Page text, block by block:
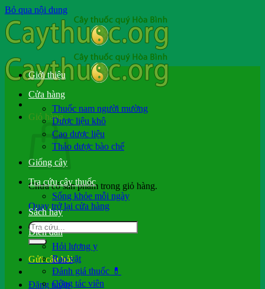
Bỏ qua nội dung
Giỏ hàng
Chưa có sản phẩm trong giỏ hàng.
Quay trở lại cửa hàng
Gửi câu hỏi
Đăng nhập
Giới thiệu
Cửa hàng
Thuốc nam người mường
Dược liệu khô
Cao dược liệu
Thảo dược bào chế
Giống cây
Tra cứu cây thuốc
Sống khỏe mỗi ngày
Sách hay
Diễn đàn
Hỏi lương y
Rao vặt
Đánh giá thuốc 💊
Cộng tác viên